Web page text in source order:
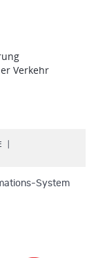
Verkehr
System